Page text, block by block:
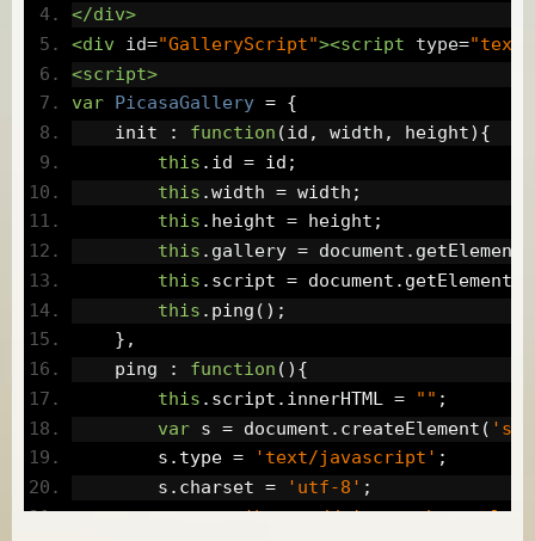
</div>
<div id="GalleryScript"><script type=
<script>
var PicasaGallery = {
    init
: function (id , width , height){
this . id = id ;
this .width = width ;
this . height = height ;
this . gallery = document .
this . script = document .
this . ping ();
},
    ping
: function (){
this . script . innerHTML = "" ;
var s = document . createElement (
        s
. type = 'text/javascript' ;
        s
. charset = 'utf-8' ;
        s
.src = 'https://